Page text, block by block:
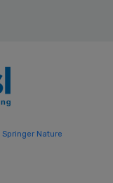
Springer Nature